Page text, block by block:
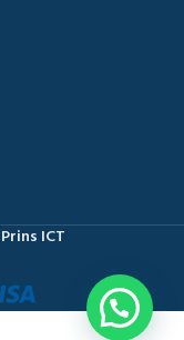
Prins ICT